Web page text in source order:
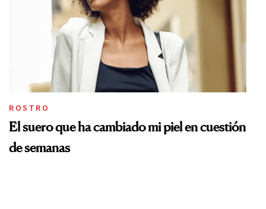
ROSTRO
El suero que ha cambiado mi piel en cuestión
de semanas